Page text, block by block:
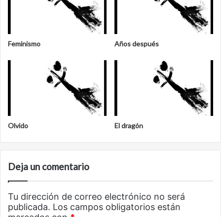
Feminismo Años después
Olvido El dragón
Deja un comentario
Tu dirección de correo electrónico no será
publicada. Los campos obligatorios están